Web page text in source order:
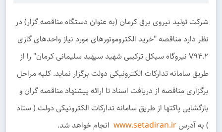
شرکت تولید نیروی برق کرمان (به عنوان دستگاه مناقصه گزار) در
نظر دارد مناقصه "خرید الکتروموتورهای مورد نیاز واحدهای گازی
V94.2 نیروگاه سیکل ترکیبی شهید سپهبد سلیمانی کرمان" را از
طریق سامانه تدارکات الکترونیکی دولت برگزار نماید. کلیه مراحل
برگزاری مناقصه از دریافت اسناد تا ارائه پیشنهاد مناقصه گران و
بازگشایی پاکتها از طریق سامانه تدارکات الکترونیکی دولت ( ستاد
) به آدرس www.setadiran.ir انجام خواهد شد.